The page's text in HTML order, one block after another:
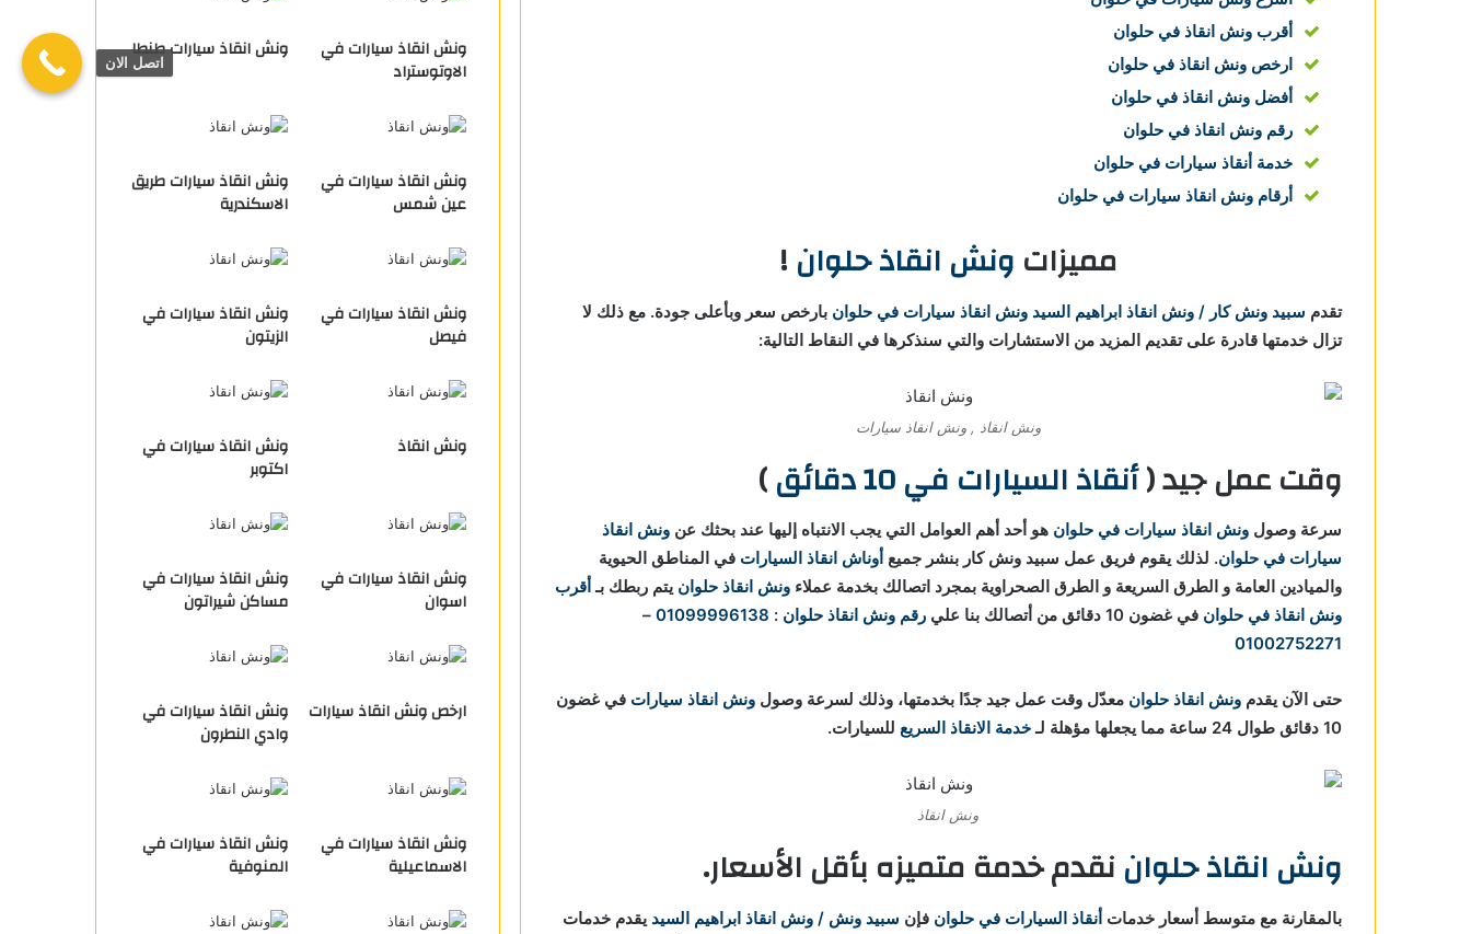
أقرب ونش انقاذ في حلوان
ارخص ونش انقاذ في حلوان
أفضل ونش انقاذ في حلوان
رقم ونش انقاذ في حلوان
خدمة أنقاذ سيارات في حلوان
أرقام ونش انقاذ سيارات في حلوان
مميزات ونش انقاذ حلوان !
تقدم سبيد ونش كار / ونش انقاذ ابراهيم السيد ونش انقاذ سيارات في حلوان بارخص سعر وبأعلى جودة. مع ذلك لا
تزال خدمتها قادرة على تقديم المزيد من الاستشارات والتي سنذكرها في النقاط التالية:
ونش انقاذ , ونش انقاذ سيارات
وقت عمل جيد (أنقاذ السيارات في 10 دقائق )
سرعة وصول ونش انقاذ سيارات في حلوان هو أحد أهم العوامل التي يجب الانتباه إليها عند بحثك عن ونش انقاذ
سيارات في حلوان. لذلك يقوم فريق عمل سبيد ونش كار بنشر جميع أوناش انقاذ السيارات في المناطق الحيوية
والميادين العامة و الطرق السريعة و الطرق الصحراوية بمجرد اتصالك بخدمة عملاء ونش انقاذ حلوان يتم ربطك بـأقرب
ونش انقاذ في حلوان في غضون 10 دقائق من أتصالك بنا علي رقم ونش انقاذ حلوان :
01099996138
–
01002752271
حتى الآن يقدم ونش انقاذ حلوان معدّل وقت عمل جيد جدًا بخدمتها، وذلك لسرعة وصول ونش انقاذ سيارات في غضون
10 دقائق طوال 24 ساعة مما يجعلها مؤهلة لـ
خدمة الانقاذ السريع للسيارات.
ونش انقاذ
ونش انقاذ حلوان نقدم خدمة متميزه بأقل الأسعار.
بالمقارنة مع متوسط أسعار خدمات أنقاذ السيارات في حلوان فإن سبيد ونش / ونش انقاذ ابراهيم السيد يقدم خدمات
ونش انقاذ سيارات في
الاوتوستراد
ونش انقاذ سيارات طنطا
ونش انقاذ سيارات في
عين شمس
ونش انقاذ سيارات طريق
الاسكندرية
ونش انقاذ سيارات في
فيصل
ونش انقاذ سيارات في
الزيتون
ونش انقاذ
ونش انقاذ سيارات في
اكتوبر
ونش انقاذ سيارات في
اسوان
ونش انقاذ سيارات في
مساكن شيراتون
ارخص ونش انقاذ سيارات
ونش انقاذ سيارات في
وادي النطرون
ونش انقاذ سيارات في
الاسماعيلية
ونش انقاذ سيارات في
المنوفية
اتصل الان